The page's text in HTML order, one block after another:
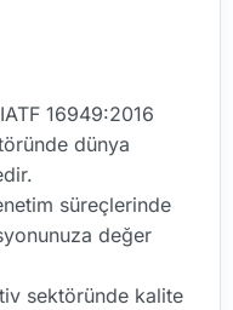
IATF 16949:2016
dünya
süreçlerinde
değer
sektöründe kalite